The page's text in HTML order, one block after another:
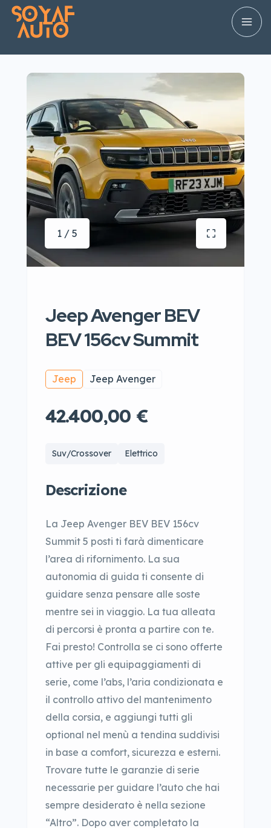
1 / 5
Jeep Avenger BEV
BEV 156cv Summit
Jeep Jeep Avenger
42.400,00 €
Suv/Crossover Elettrico
Descrizione
La Jeep Avenger BEV BEV 156cv
Summit 5 posti ti farà dimenticare
l’area di rifornimento. La sua
autonomia di guida ti consente di
guidare senza pensare alle soste
mentre sei in viaggio. La tua alleata
di percorsi è pronta a partire con te.
Fai presto! Controlla se ci sono offerte
attive per gli equipaggiamenti di
serie, come l’abs, l’aria condizionata e
il controllo attivo del mantenimento
della corsia, e aggiungi tutti gli
optional nel menù a tendina suddivisi
in base a comfort, sicurezza e esterni.
Trovare tutte le garanzie di serie
necessarie per guidare l’auto che hai
sempre desiderato è nella sezione
“Altro”. Dopo aver completato la